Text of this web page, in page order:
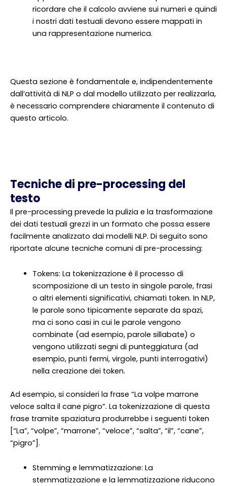
ricordare che il calcolo avviene sui numeri e quindi
i nostri dati testuali devono essere mappati in
una rappresentazione numerica.
Questa sezione è fondamentale e, indipendentemente
dall’attività di NLP o dal modello utilizzato per realizzarla,
è necessario comprendere chiaramente il contenuto di
questo articolo.
Tecniche di pre-processing del
testo
Il pre-processing prevede la pulizia e la trasformazione
dei dati testuali grezzi in un formato che possa essere
facilmente analizzato dai modelli NLP. Di seguito sono
riportate alcune tecniche comuni di pre-processing:
Tokens: La tokenizzazione è il processo di
scomposizione di un testo in singole parole, frasi
o altri elementi significativi, chiamati token. In NLP,
le parole sono tipicamente separate da spazi,
ma ci sono casi in cui le parole vengono
combinate (ad esempio, parole sillabate) o
vengono utilizzati segni di punteggiatura (ad
esempio, punti fermi, virgole, punti interrogativi)
nella creazione dei token.
Ad esempio, si consideri la frase “La volpe marrone
veloce salta il cane pigro”. La tokenizzazione di questa
frase tramite spaziatura produrrebbe i seguenti token
[“La”, “volpe”, “marrone”, “veloce”, “salta”, “il”, “cane”,
“pigro”].
Stemming e lemmatizzazione: La
stemmatizzazione e la lemmatizzazione riducono